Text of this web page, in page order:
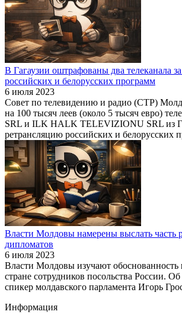
В Гагаузии оштрафованы два телеканала
российских и белорусских программ
6 июля 2023
Совет по телевидению и радио (СТР)
на 100 тысяч леев (около 5 тысяч евро)
SRL и ILK HALK TELEVIZIONU SRL из
ретрансляцию российских и белорусских
Власти Молдовы намерены выслать часть
дипломатов
6 июля 2023
Власти Молдовы изучают обоснованность
стране сотрудников посольства России.
спикер молдавского парламента Игорь
Информация